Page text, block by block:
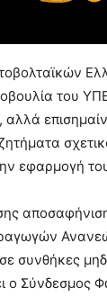
του
εφαρμογή
συνθήκες
ο Σύνδεσμος